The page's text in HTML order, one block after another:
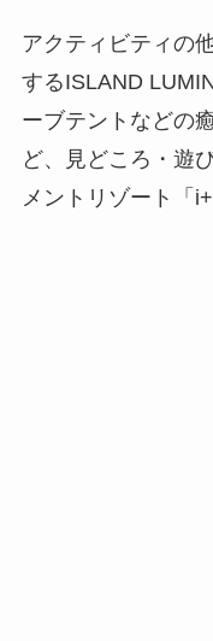
アクティビティの
するISLAND
ーブテントなどの
ど、見どころ・遊
メントリゾート「